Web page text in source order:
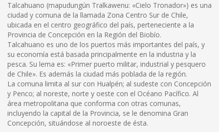
Talcahuano (mapudungún Tralkawenu: «Cielo Tronador») es una
ciudad y comuna de la llamada Zona Centro Sur de Chile,
ubicada en el centro geográfico del país, perteneciente a la
Provincia de Concepción en la Región del Biobío.
Talcahuano es uno de los puertos más importantes del país, y
su economía está basada principalmente en la industria y la
pesca. Su lema es: «Primer puerto militar, industrial y pesquero
de Chile». Es además la ciudad más poblada de la región.
La comuna limita al sur con Hualpén; al sudeste con Concepción
y Penco; al noreste, norte y oeste con el Océano Pacífico. Al
área metropolitana que conforma con otras comunas,
incluyendo la capital de la Provincia, se le denomina Gran
Concepción, situándose al noroeste de ésta.